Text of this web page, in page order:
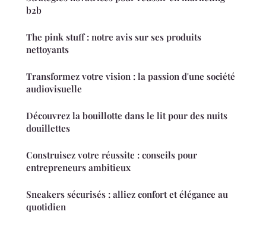
b2b
The pink stuff : notre avis sur ses produits
nettoyants
Transformez votre vision : la passion d'une société
audiovisuelle
Découvrez la bouillotte dans le lit pour des nuits
douillettes
Construisez votre réussite : conseils pour
entrepreneurs ambitieux
Sneakers sécurisés : alliez confort et élégance au
quotidien